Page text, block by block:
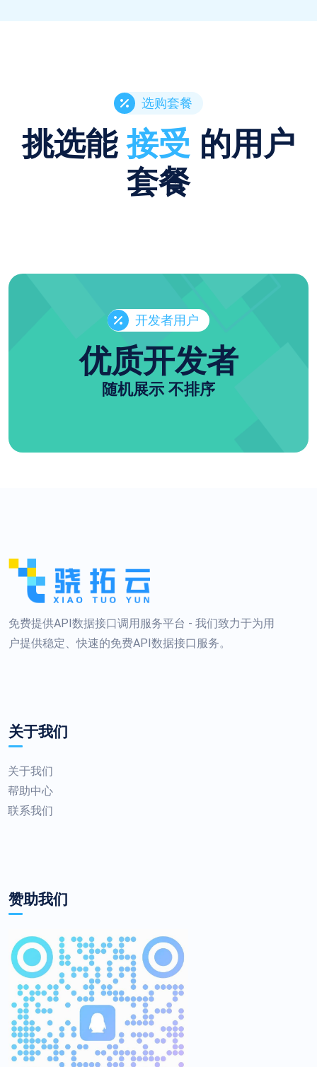
选购套餐
挑选能接受 的用户
套餐
开发者用户
优质开发者
随机展示 不排序
免费提供API数据接口调用服务平台 - 我们致力于为用
户提供稳定、快速的免费API数据接口服务。
关于我们
关于我们
帮助中心
联系我们
赞助我们